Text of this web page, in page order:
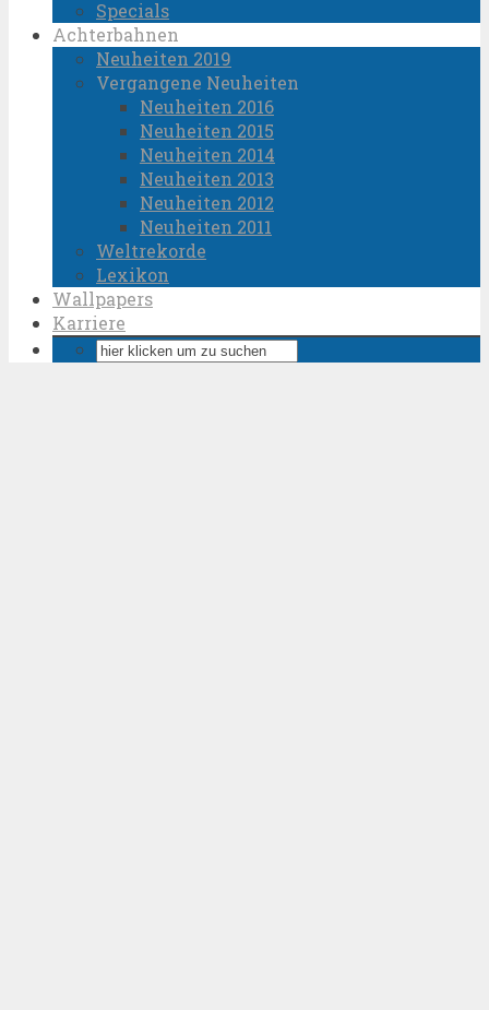
Specials
Achterbahnen
Neuheiten 2019
Vergangene Neuheiten
Neuheiten 2016
Neuheiten 2015
Neuheiten 2014
Neuheiten 2013
Neuheiten 2012
Neuheiten 2011
Weltrekorde
Lexikon
Wallpapers
Karriere